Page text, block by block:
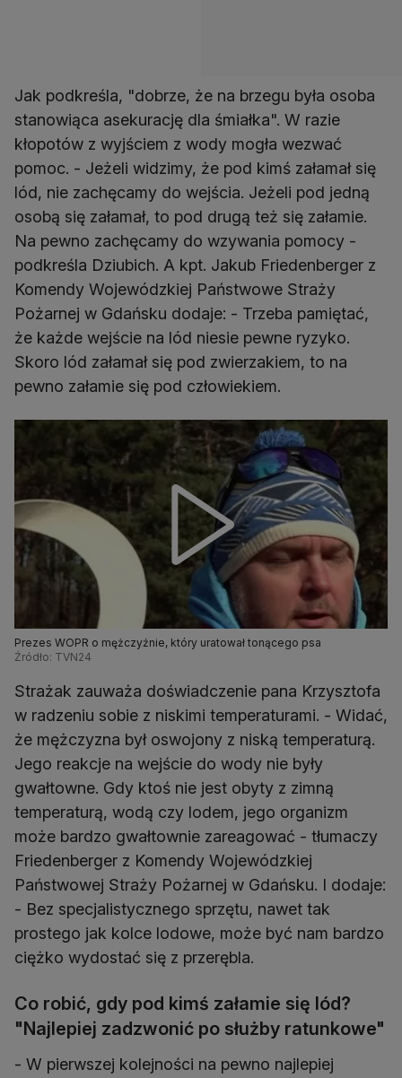
Jak podkreśla, "dobrze, że na brzegu była osoba
stanowiąca asekurację dla śmiałka". W razie
kłopotów z wyjściem z wody mogła wezwać
pomoc. - Jeżeli widzimy, że pod kimś załamał się
lód, nie zachęcamy do wejścia. Jeżeli pod jedną
osobą się załamał, to pod drugą też się załamie.
Na pewno zachęcamy do wzywania pomocy -
podkreśla Dziubich. A kpt. Jakub Friedenberger z
Komendy Wojewódzkiej Państwowe Straży
Pożarnej w Gdańsku dodaje: - Trzeba pamiętać,
że każde wejście na lód niesie pewne ryzyko.
Skoro lód załamał się pod zwierzakiem, to na
pewno załamie się pod człowiekiem.
Prezes WOPR o mężczyźnie, który uratował tonącego psa
Źródło: TVN24
Strażak zauważa doświadczenie pana Krzysztofa
w radzeniu sobie z niskimi temperaturami. - Widać,
że mężczyzna był oswojony z niską temperaturą.
Jego reakcje na wejście do wody nie były
gwałtowne. Gdy ktoś nie jest obyty z zimną
temperaturą, wodą czy lodem, jego organizm
może bardzo gwałtownie zareagować - tłumaczy
Friedenberger z Komendy Wojewódzkiej
Państwowej Straży Pożarnej w Gdańsku. I dodaje:
- Bez specjalistycznego sprzętu, nawet tak
prostego jak kolce lodowe, może być nam bardzo
ciężko wydostać się z przerębla.
Co robić, gdy pod kimś załamie się lód?
"Najlepiej zadzwonić po służby ratunkowe"
- W pierwszej kolejności na pewno najlepiej